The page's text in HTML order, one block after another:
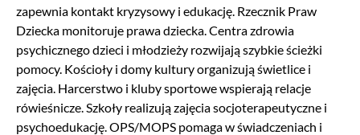
zapewnia kontakt kryzysowy i edukację. Rzecznik Praw
Dziecka monitoruje prawa dziecka. Centra zdrowia
psychicznego dzieci i młodzieży rozwijają szybkie ścieżki
pomocy. Kościoły i domy kultury organizują świetlice i
zajęcia. Harcerstwo i kluby sportowe wspierają relacje
rówieśnicze. Szkoły realizują zajęcia socjoterapeutyczne i
psychoedukację. OPS/MOPS pomaga w świadczeniach i